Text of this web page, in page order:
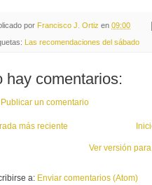
por Francisco J. Ortiz en 09:00
Las recomendaciones del sábado
hay comentarios:
Publicar un comentario
más reciente
Ver versión
a: Enviar comentarios (Atom)